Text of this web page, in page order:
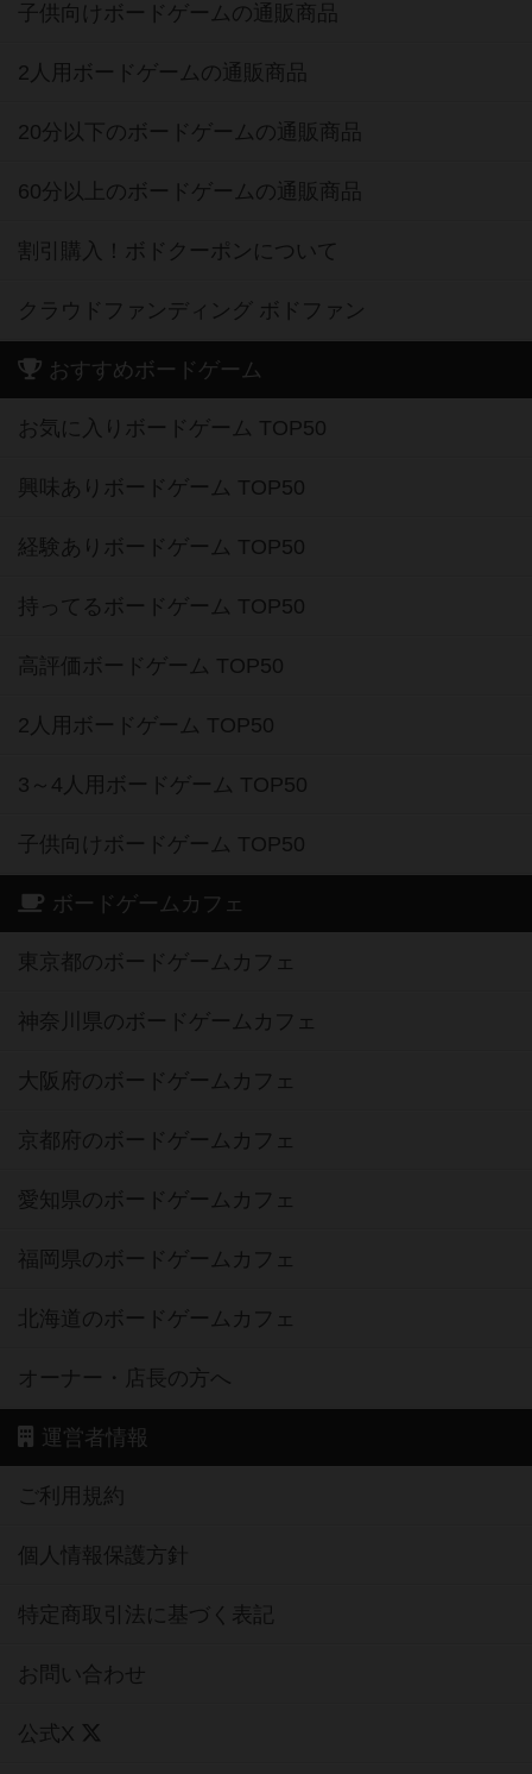
子供向けボードゲームの通販商品
2人用ボードゲームの通販商品
20分以下のボードゲームの通販商品
60分以上のボードゲームの通販商品
割引購入！ボドクーポンについて
クラウドファンディング ボドファン
おすすめボードゲーム
お気に入りボードゲーム TOP50
興味ありボードゲーム TOP50
経験ありボードゲーム TOP50
持ってるボードゲーム TOP50
高評価ボードゲーム TOP50
2人用ボードゲーム TOP50
3～4人用ボードゲーム TOP50
子供向けボードゲーム TOP50
ボードゲームカフェ
東京都のボードゲームカフェ
神奈川県のボードゲームカフェ
大阪府のボードゲームカフェ
京都府のボードゲームカフェ
愛知県のボードゲームカフェ
福岡県のボードゲームカフェ
北海道のボードゲームカフェ
オーナー・店長の方へ
運営者情報
ご利用規約
個人情報保護方針
特定商取引法に基づく表記
お問い合わせ
公式X